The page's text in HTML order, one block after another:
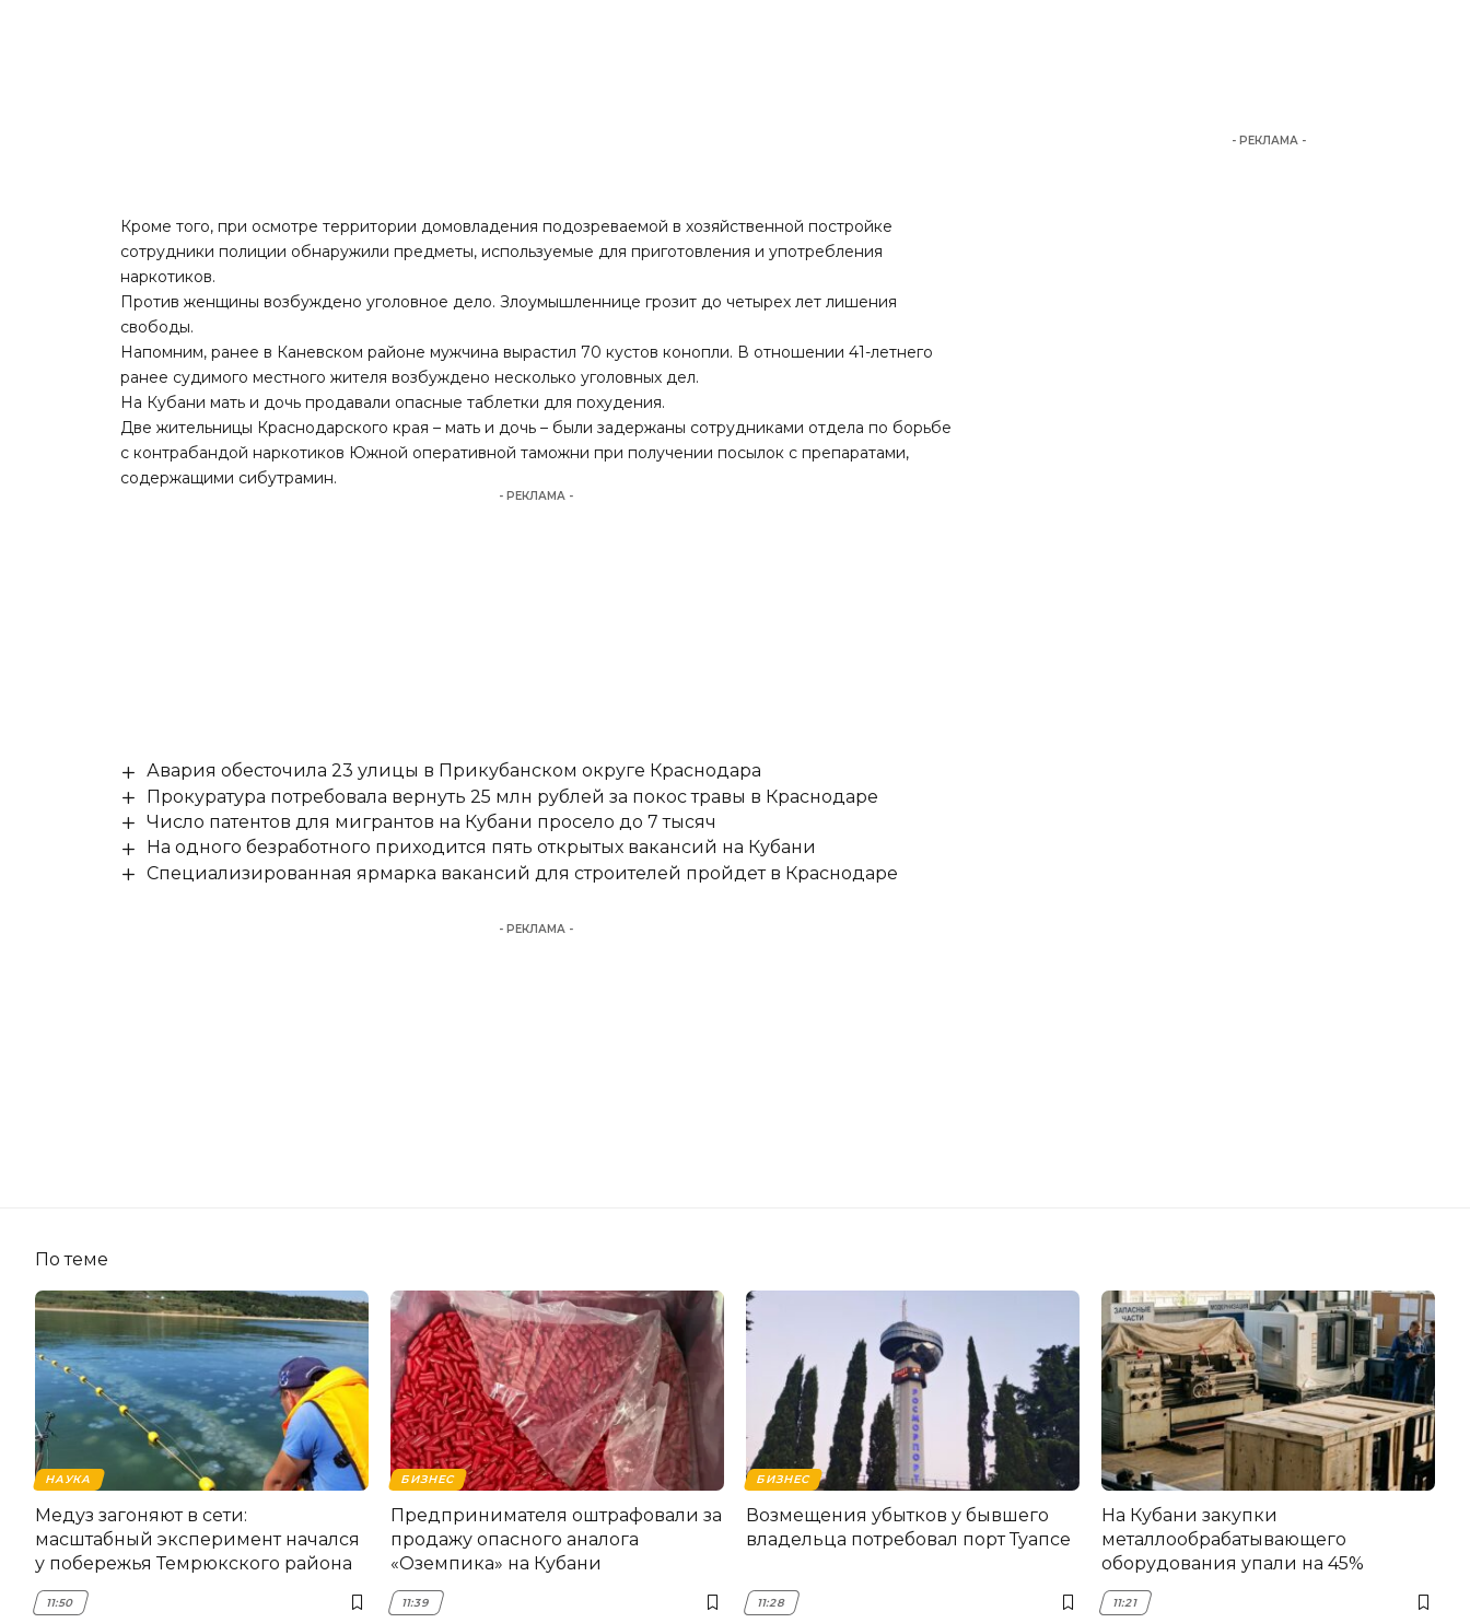
Кроме того, при осмотре территории домовладения подозреваемой в хозяйственной постройке
сотрудники полиции обнаружили предметы, используемые для приготовления и употребления
наркотиков.
Против женщины возбуждено уголовное дело. Злоумышленнице грозит до четырех лет лишения
свободы.
Напомним, ранее в Каневском районе мужчина вырастил 70 кустов конопли. В отношении 41-летнего
ранее судимого местного жителя возбуждено несколько уголовных дел.
На Кубани мать и дочь продавали опасные таблетки для похудения.
Две жительницы Краснодарского края – мать и дочь – были задержаны сотрудниками отдела по борьбе
с контрабандой наркотиков Южной оперативной таможни при получении посылок с препаратами,
содержащими сибутрамин.
- РЕКЛАМА -
Авария обесточила 23 улицы в Прикубанском округе Краснодара
Прокуратура потребовала вернуть 25 млн рублей за покос травы в Краснодаре
Число патентов для мигрантов на Кубани просело до 7 тысяч
На одного безработного приходится пять открытых вакансий на Кубани
Специализированная ярмарка вакансий для строителей пройдет в Краснодаре
- РЕКЛАМА -
- РЕКЛАМА -
По теме
НАУКА
Медуз загоняют в сети:
масштабный эксперимент начался
у побережья Темрюкского района
11:50
БИЗНЕС
Предпринимателя оштрафовали за
продажу опасного аналога
«Оземпика» на Кубани
11:39
БИЗНЕС
Возмещения убытков у бывшего
владельца потребовал порт Туапсе
11:28
На Кубани закупки
металлообрабатывающего
оборудования упали на 45%
11:21